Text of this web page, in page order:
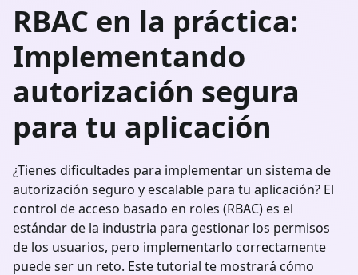
RBAC en la práctica:
Implementando
autorización segura
para tu aplicación
¿Tienes dificultades para implementar un sistema de
autorización seguro y escalable para tu aplicación? El
control de acceso basado en roles (RBAC) es el
estándar de la industria para gestionar los permisos
de los usuarios, pero implementarlo correctamente
puede ser un reto. Este tutorial te mostrará cómo